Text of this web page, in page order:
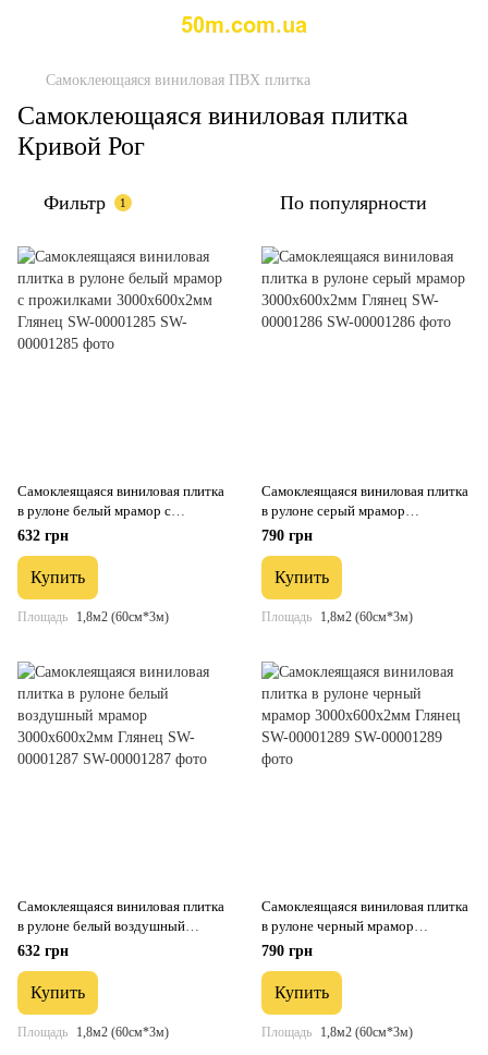
Самоклеющаяся виниловая ПВХ плитка
Самоклеющаяся виниловая плитка
Кривой Рог
Фильтр 1 По популярности
Самоклеящаяся виниловая плитка
в рулоне белый мрамор с
прожилками 3000х600х2мм
632 грн
Купить
Площадь 1,8м2 (60см*3м)
Самоклеящаяся виниловая плитка
в рулоне серый мрамор
3000х600х2мм Глянец SW-
790 грн
Купить
Площадь 1,8м2 (60см*3м)
Самоклеящаяся виниловая плитка
в рулоне белый воздушный
мрамор 3000х600х2мм Глянец
632 грн
Купить
Площадь 1,8м2 (60см*3м)
Самоклеящаяся виниловая плитка
в рулоне черный мрамор
3000х600х2мм Глянец SW-
790 грн
Купить
Площадь 1,8м2 (60см*3м)